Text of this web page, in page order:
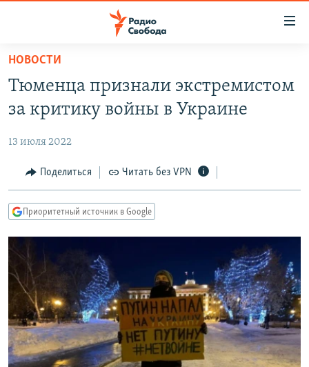
упрощенного
доступа
основному
Вернутся
главной
навигации
Вернутся
поиску
АВТОРСКИЕ ПРОЕКТЫ
ЦИТАТЫ СВОБОДЫ
МНЕНИЯ
IDEL.РЕАЛИИ
СЕВЕР.РЕАЛИИ
СИБИРЬ.РЕАЛИИ
РАСПИСАНИЕ ВЕЩАНИЯ
ПОДПИШИТЕСЬ НА РАССЫЛКУ
НОВОСТИ
Тюменца признали экстремистом
за критику войны в Украине
13 июля 2022
Поделиться Читать без VPN
Приоритетный источник в Google